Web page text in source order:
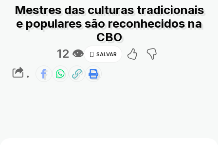
Mestres das culturas tradicionais
e populares são reconhecidos na
CBO
12 👁
.